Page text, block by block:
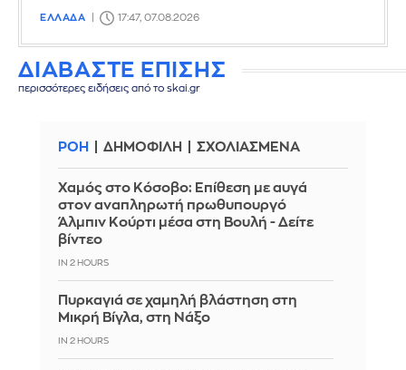
ΕΛΛΑΔΑ 17:47, 07.08.2026
ΔΙΑΒΑΣΤΕ ΕΠΙΣΗΣ
περισσότερες ειδήσεις από το skai.gr
ΡΟΗ ΔΗΜΟΦΙΛΗ ΣΧΟΛΙΑΣΜΕΝΑ
Χαμός στο Κόσοβο: Επίθεση με αυγά
στον αναπληρωτή πρωθυπουργό
Άλμπιν Κούρτι μέσα στη Βουλή - Δείτε
βίντεο
IN 2 HOURS
Πυρκαγιά σε χαμηλή βλάστηση στη
Μικρή Βίγλα, στη Νάξο
IN 2 HOURS